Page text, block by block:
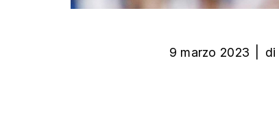
9 marzo 2023 di